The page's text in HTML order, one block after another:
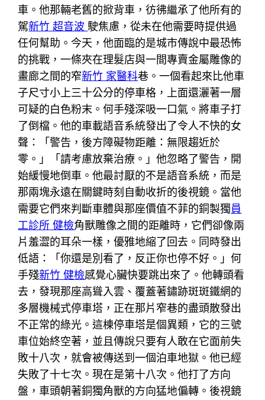
車。他那輛老舊的掀背車，彷彿繼承了他所有的
駕新竹 超音波 駛焦慮，從未在他需要時提供過
任何幫助。今天，他面臨的是城市傳說中最恐怖
的挑戰，一條夾在理髮店與一間專賣金屬雕像的
畫廊之間的窄新竹 家醫科巷。一個看起來比他車
子尺寸小上三十公分的停車格，上面還灑著一層
可疑的白色粉末。何手殘深吸一口氣。將車子打
了倒檔。他的車載語音系統發出了令人不快的女
聲：「警告，後方障礙物距離：無限趨近於
零。」「請考慮放棄治療。」他忽略了警告，開
始緩慢地倒車。他最討厭的不是語音系統，而是
那兩塊永遠在關鍵時刻自動收折的後視鏡。當他
需要它們來判斷車體與那座價值不菲的銅製獨員
工診所 健檢角獸雕像之間的距離時，它們卻像兩
片羞澀的耳朵一樣，優雅地縮了回去。同時發出
低語：「你還是別看了，反正你也停不好。」何
手殘新竹 健檢感覺心臟快要跳出來了。他轉頭看
去，發現那座高聳入雲、覆蓋著鏽跡斑斑鐵網的
多層機械式停車塔，正在那片窄巷的盡頭散發出
不正常的綠光。這棟停車塔是個異類，它的三號
車位始終空著，並且傳說只要有人敢在它面前失
敗十八次，就會被傳送到一個泊車地獄。他已經
失敗了十七次。現在是第十八次。他打了方向
盤，車頭朝著銅獨角獸的方向猛地偏轉。後視鏡